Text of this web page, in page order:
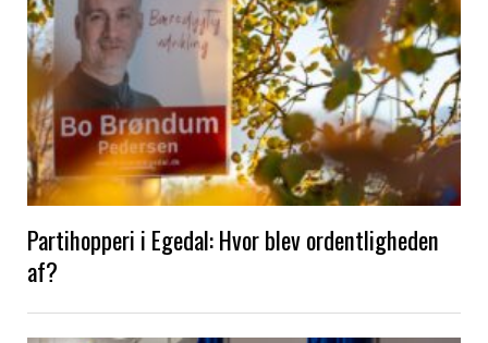
Partihopperi i Egedal: Hvor blev ordentligheden
af?